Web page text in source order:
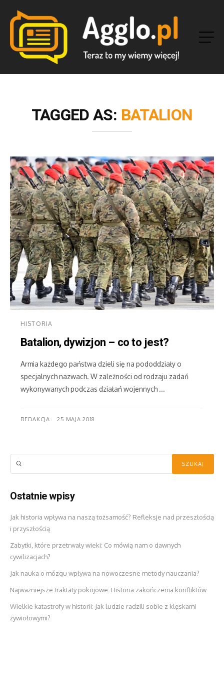
TAGGED AS: BATALION
HISTORIA
Batalion, dywizjon – co to jest?
Armia każdego państwa dzieli się na pododdziały o
specjalnych nazwach. W zależności od rodzaju zadań
wykonywanych podczas działań wojennych ...
REDAKCJA 25 MAJA 2018
Ostatnie wpisy
Jak historia wpływa na naszą tożsamość? Refleksje nad przeszłością
i przyszłością
Zabytki, które przetrwały wieki: Co mówią nam o dawnych
cywilizacjach?
Jak nauka o mózgu wpływa na nowoczesne metody nauczania?
Najważniejsze traktaty pokojowe: Historia zakończenia konfliktów
Wielkie katastrofy w historii: Jak ludzie radzili sobie z klęskami
żywiołowymi?